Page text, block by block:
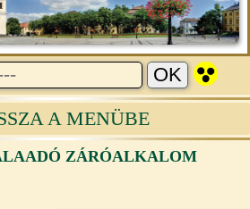
A MENÜBE
ZÁRÓALKALOM